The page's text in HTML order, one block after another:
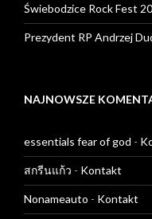
Świebodzice Rock Fest
Prezydent RP Andrzej
NAJNOWSZE
essentials fear of god -
สกรีนแก้ว - Kontakt
Nonameauto - Kontakt